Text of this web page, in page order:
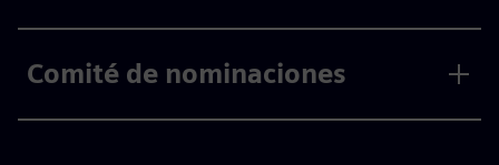
Comité de nominaciones